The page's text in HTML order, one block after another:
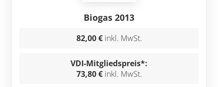
Biogas 2013
82,00 € inkl. MwSt.
VDI-Mitgliedspreis*:
73,80 € inkl. MwSt.